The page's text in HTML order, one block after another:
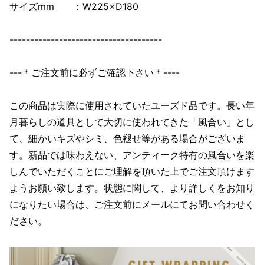
サイズmm ：W225×D180
-------------------------------------
---＊ご注文前に必ずご確認下さい＊----
この商品は実際に使用されていたユーズド品です。長い年
月暮らしの道具として大切に使われてきた「風合い」とし
て、細かいキズやシミ、色褪せ等がある場合がございま
す。新品では味わえない、アンティーク特有の風合いを楽
しんでいただくことにご理解を頂いた上でご注文頂けます
ようお願い致します。状態に関して、より詳しくをお知り
になりたい場合は、ご注文前にメールにてお問い合わせく
ださい。